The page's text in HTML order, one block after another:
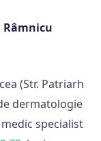
Râmnicu
(Str. Patriarh
dermatologie
medic specialist